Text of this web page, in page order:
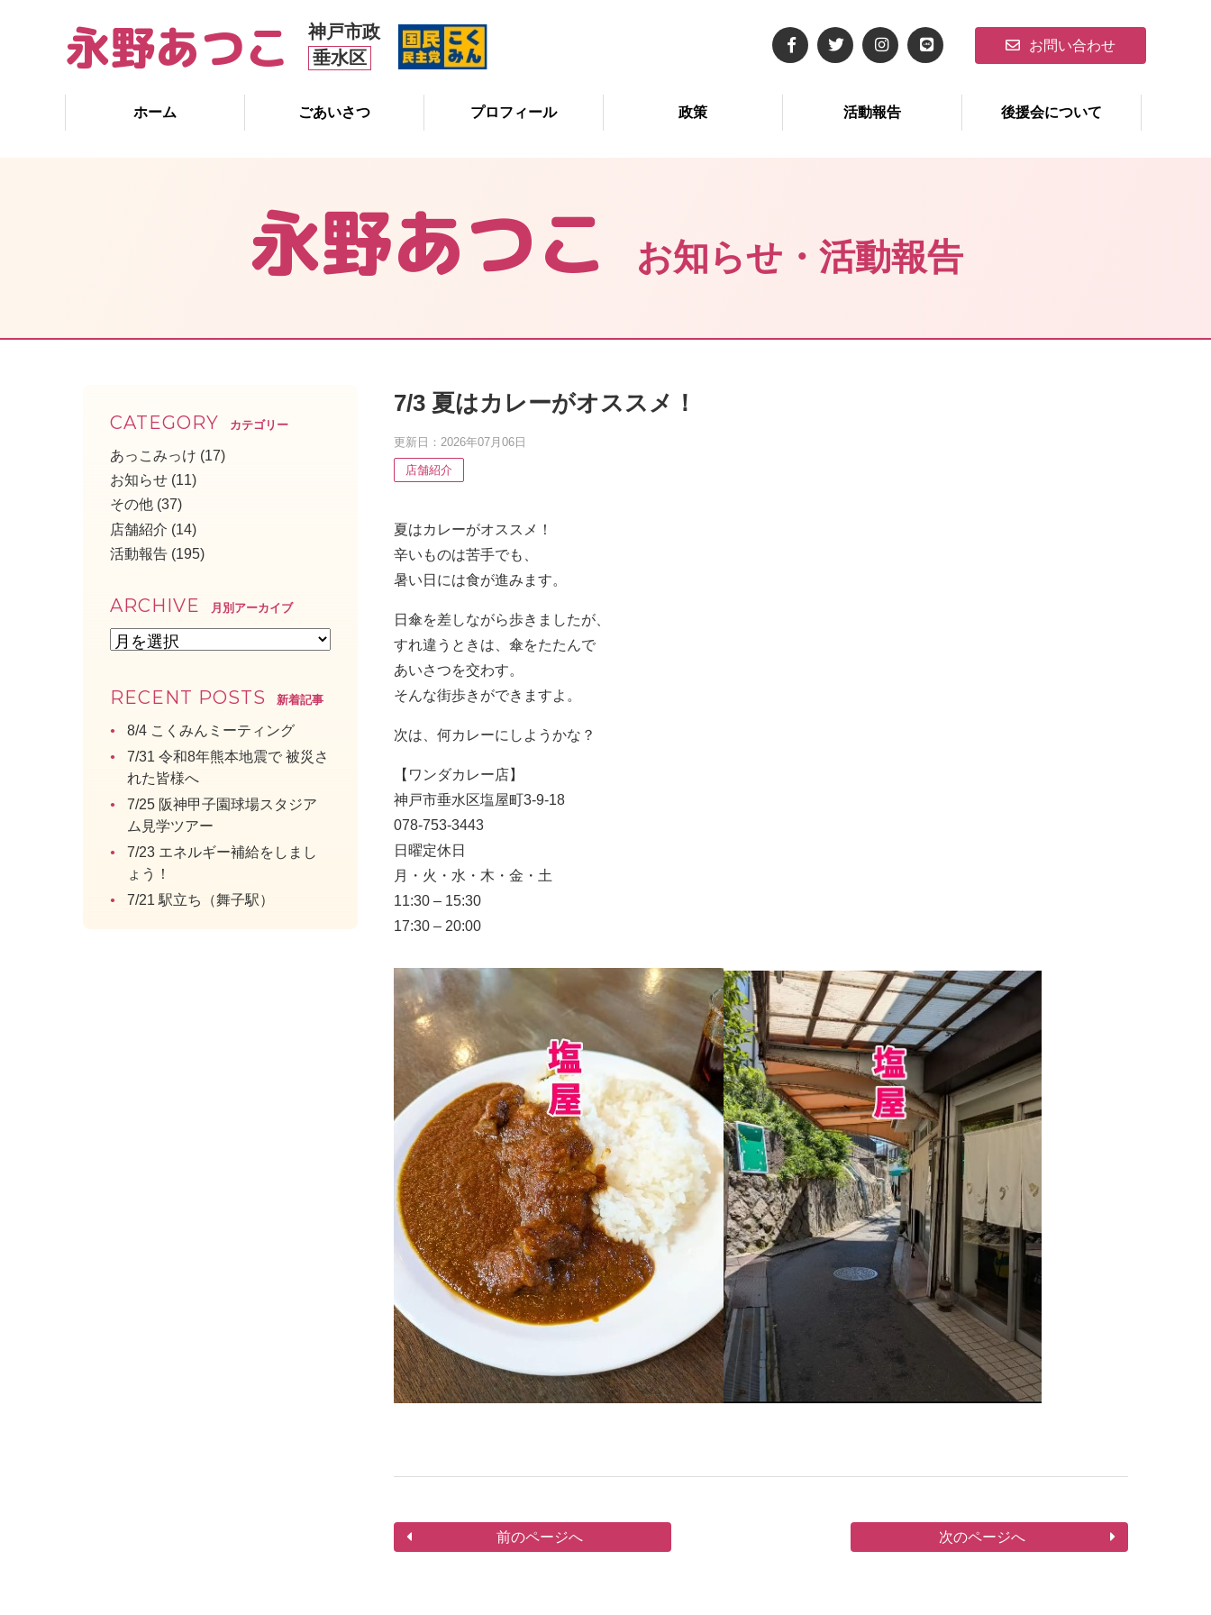
永野あつこ
神戸市政
垂水区
お問い合わせ
ホーム ごあいさつ プロフィール 政策 活動報告 後援会について
永野あつこ お知らせ・活動報告
7/3 夏はカレーがオススメ！
更新日：2026年07月06日
店舗紹介
夏はカレーがオススメ！
辛いものは苦手でも、
暑い日には食が進みます。
日傘を差しながら歩きましたが、
すれ違うときは、傘をたたんで
あいさつを交わす。
そんな街歩きができますよ。
次は、何カレーにしようかな？
【ワンダカレー店】
神戸市垂水区塩屋町3-9-18
078-753-3443
日曜定休日
月・火・水・木・金・土
11:30 – 15:30
17:30 – 20:00
前のページへ 次のページへ
CATEGORY カテゴリー
あっこみっけ (17)
お知らせ (11)
その他 (37)
店舗紹介 (14)
活動報告 (195)
ARCHIVE 月別アーカイブ
RECENT POSTS 新着記事
8/4 こくみんミーティング
7/31 令和8年熊本地震で 被災さ
れた皆様へ
7/25 阪神甲子園球場スタジア
ム見学ツアー
7/23 エネルギー補給をしまし
ょう！
7/21 駅立ち（舞子駅）